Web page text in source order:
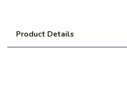
Product Details